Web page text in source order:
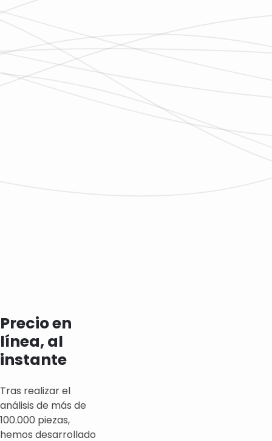
Precio en
línea, al
instante
Tras realizar el
análisis de más de
100.000 piezas,
hemos desarrollado